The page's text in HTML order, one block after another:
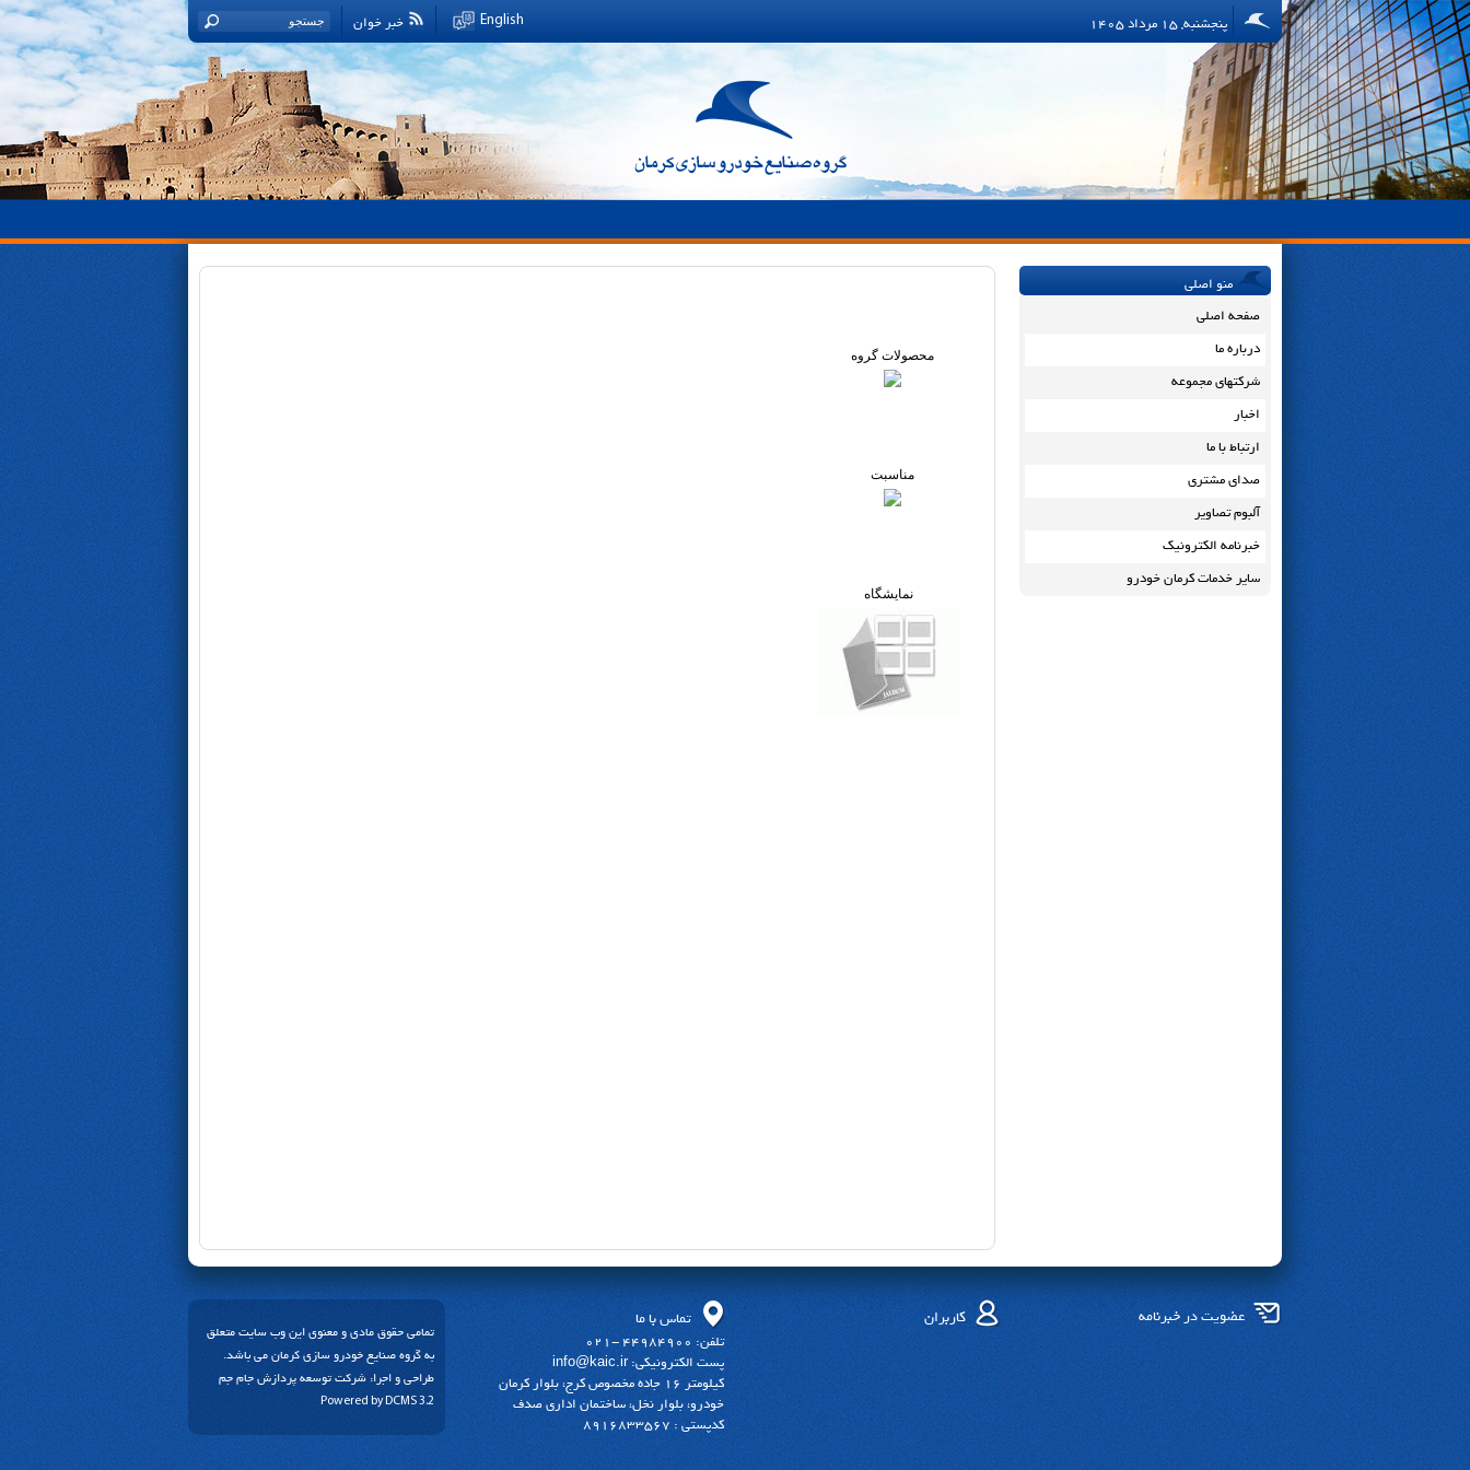
پنجشنبه, 15 مرداد 1405 خبر خوان English
منو اصلی
صفحه اصلی
درباره ما
شرکتهای مجموعه
اخبار
ارتباط با ما
صدای مشتری
آلبوم تصاویر
خبرنامه الکترونیک
سایر خدمات کرمان خودرو
محصولات گروه
مناسبت
نمایشگاه
عضویت در خبرنامه کاربران
تماس با ما
تلفن: 44984900 -021
پست الکترونیکی: info@kaic.ir
کیلومتر 16 جاده مخصوص کرج، بلوار کرمان
خودرو، بلوار نخل، ساختمان اداری صدف
کدپستی : 8916833567
تمامی حقوق مادی و معنوی این وب سایت متعلق
به گروه صنایع خودرو سازی کرمان می باشد.
طراحی و اجرا: شرکت توسعه پردازش جام جم
Powered by DCMS 3.2